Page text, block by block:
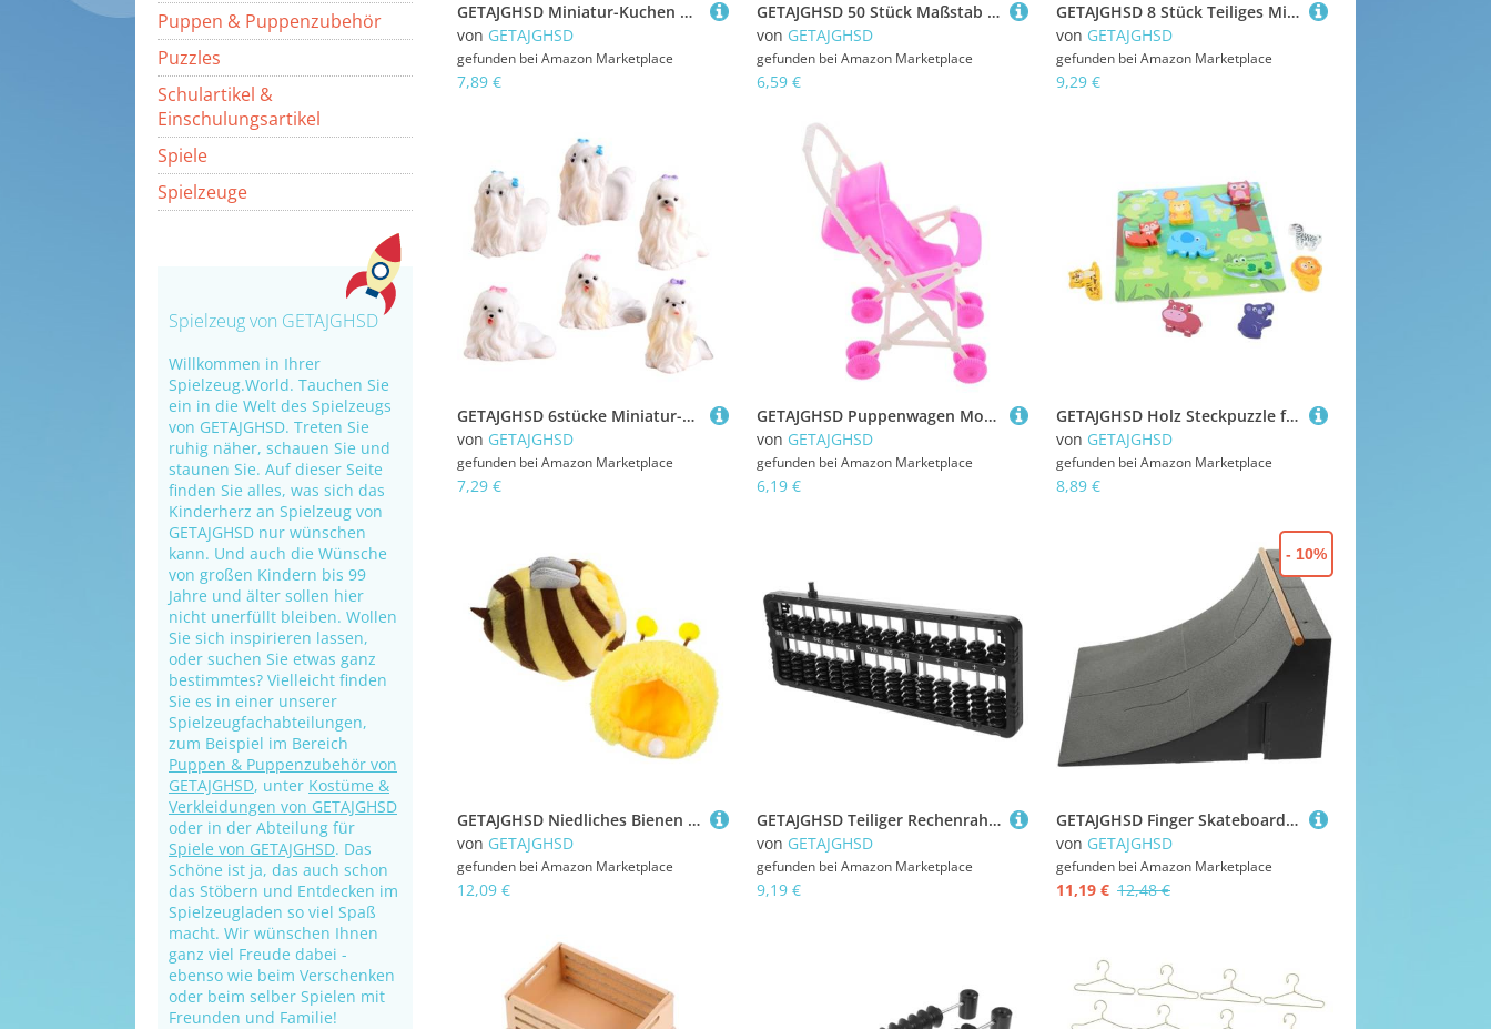
Puppen & Puppenzubehör
Puzzles
Schulartikel &
Einschulungsartikel
Spiele
Spielzeuge
Spielzeug von GETAJGHSD
Willkommen in Ihrer
Spielzeug.World. Tauchen Sie
ein in die Welt des Spielzeugs
von GETAJGHSD. Treten Sie
ruhig näher, schauen Sie und
staunen Sie. Auf dieser Seite
finden Sie alles, was sich das
Kinderherz an Spielzeug von
GETAJGHSD nur wünschen
kann. Und auch die Wünsche
von großen Kindern bis 99
Jahre und älter sollen hier
nicht unerfüllt bleiben. Wollen
Sie sich inspirieren lassen,
oder suchen Sie etwas ganz
bestimmtes? Vielleicht finden
Sie es in einer unserer
Spielzeugfachabteilungen,
zum Beispiel im Bereich
Puppen & Puppenzubehör von
GETAJGHSD, unter Kostüme &
Verkleidungen von GETAJGHSD
oder in der Abteilung für
Spiele von GETAJGHSD. Das
Schöne ist ja, das auch schon
das Stöbern und Entdecken im
Spielzeugladen so viel Spaß
macht. Wir wünschen Ihnen
ganz viel Freude dabei -
ebenso wie beim Verschenken
oder beim selber Spielen mit
Freunden und Familie!
GETAJGHSD Miniatur-Kuchen Aus Kunstharz Für Puppenhausbäckerei Realistische Dessert-Requisiten Matcha-Design Heimwerker-Dekoration Kuchenornament Für Miniaturauslagen
von GETAJGHSD
gefunden bei Amazon Marketplace
7,89 €
GETAJGHSD 50 Stück Maßstab Realistische Modellziegel für Sandtisch Landschaftsbau Architektur DIY Basteln Handwerksprojekte Mini Haus Dekoration
von GETAJGHSD
gefunden bei Amazon Marketplace
6,59 €
GETAJGHSD 8 Stück Teiliges Mini Tischfußball Bälle Ersatzbälle für Tischkicker Passende Gewicht und Langlebig und Geeignet für Standard Tischfußballtische Praktische Fußball Zubehörteile
von GETAJGHSD
gefunden bei Amazon Marketplace
9,29 €
GETAJGHSD 6stücke Miniatur-hundefiguren Aus Kunstharz Realistische Mini-welpen-tierfiguren Für Mikro-Landschaft Garten Dekoration Büro Zimmergarten Ornament
von GETAJGHSD
gefunden bei Amazon Marketplace
7,29 €
GETAJGHSD Puppenwagen Modell aus Simulierter Kinderwagen für Puppen für Puppenhäuser und Kreative Bastelprojekte Stabil Lebendigen Farben
von GETAJGHSD
gefunden bei Amazon Marketplace
6,19 €
GETAJGHSD Holz Steckpuzzle für Lernspielzeug aus Sicherem Holz für Kleinkinder Ab Jahr Montessori Pädagogisches Farb Formerkennungsspielzeug
von GETAJGHSD
gefunden bei Amazon Marketplace
8,89 €
GETAJGHSD Niedliches Bienen Puppenkostüm aus Weichem Baumwollstoff Dekorative Puppenkleidung Wiederverwendbar Bequem Modisch für Sammler und Puppenliebhaber
von GETAJGHSD
gefunden bei Amazon Marketplace
12,09 €
GETAJGHSD Teiliger Rechenrahmen mit Stäben und Perlen Robustes Kunststoff Lernspielzeug für Mathe Arithmetik und Spielerisches Zählen Pädagogisches Werkzeug für Grundschüler
von GETAJGHSD
gefunden bei Amazon Marketplace
9,19 €
GETAJGHSD Finger Skateboard Rampen Fingerboard Skate Park Spielzeug Szenarien Skatepark Zubehör for DIY Montage Skate Park Objekte Zum Spielen Und Trainieren
von GETAJGHSD
gefunden bei Amazon Marketplace
11,19 € 12,48 €
- 10%